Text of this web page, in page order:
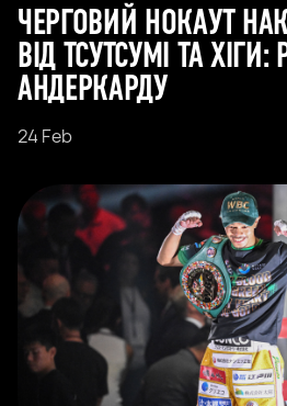
ЧЕРГОВИЙ НОКАУТ
ВІД ТСУТСУМІ ТА ХІГИ:
АНДЕРКАРДУ
24 Feb